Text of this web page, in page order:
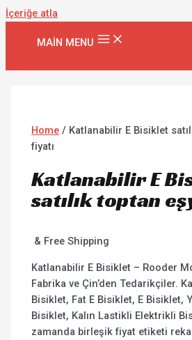
İçeriğe atla
MAIN MENU
Home / Katlanabilir E Bisiklet
fiyatı
Katlanabilir E
satılık toptan
& Free Shipping
Katlanabilir E Bisiklet – Rooder
Fabrika ve Çin’den Tedarikçiler.
Bisiklet, Fat E Bisiklet, E Bisiklet,
Bisiklet, Kalın Lastikli Elektrikli
zamanda birleşik fiyat etiketi